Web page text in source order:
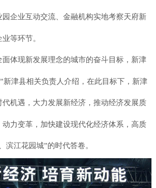
企业互动交流、金融机构实地考察天府新
等环节。
面体现新发展理念的城市的奋斗目标，新津
新津县相关负责人介绍，在此目标下，新津
代机遇，大力发展新经济，推动经济发展质
力变革，加快建设现代化经济体系，高质
滨江花园城”的时代答卷。